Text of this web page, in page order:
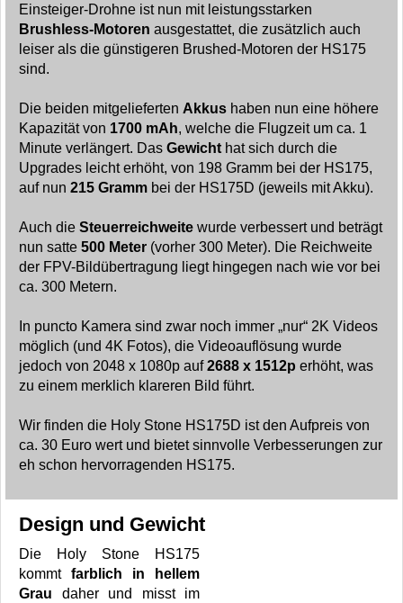
Einsteiger-Drohne ist nun mit leistungsstarken
Brushless-Motoren ausgestattet, die zusätzlich auch
leiser als die günstigeren Brushed-Motoren der HS175
sind.
Die beiden mitgelieferten Akkus haben nun eine höhere
Kapazität von 1700 mAh, welche die Flugzeit um ca. 1
Minute verlängert. Das Gewicht hat sich durch die
Upgrades leicht erhöht, von 198 Gramm bei der HS175,
auf nun 215 Gramm bei der HS175D (jeweils mit Akku).
Auch die Steuerreichweite wurde verbessert und beträgt
nun satte 500 Meter (vorher 300 Meter). Die Reichweite
der FPV-Bildübertragung liegt hingegen nach wie vor bei
ca. 300 Metern.
In puncto Kamera sind zwar noch immer „nur“ 2K Videos
möglich (und 4K Fotos), die Videoauflösung wurde
jedoch von 2048 x 1080p auf2688 x 1512p erhöht, was
zu einem merklich klareren Bild führt.
Wir finden die Holy Stone HS175D ist den Aufpreis von
ca. 30 Euro wert und bietet sinnvolle Verbesserungen zur
eh schon hervorragenden HS175.
Design und Gewicht
Die Holy Stone HS175
kommt farblich in hellem
Grau daher und misst im